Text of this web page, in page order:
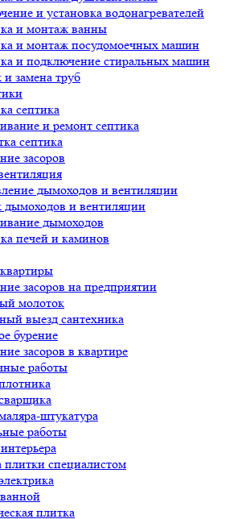
и установка водонагревателей
и монтаж ванны
и монтаж посудомоечных машин
и подключение стиральных машин
замена труб
септика
и ремонт септика
септика
засоров
дымоходов и вентиляции
и вентиляции
дымоходов
печей и каминов
засоров на предприятии
молоток
выезд сантехника
бурение
засоров в квартире
работы
штукатура
работы
плитки специалистом
плитка